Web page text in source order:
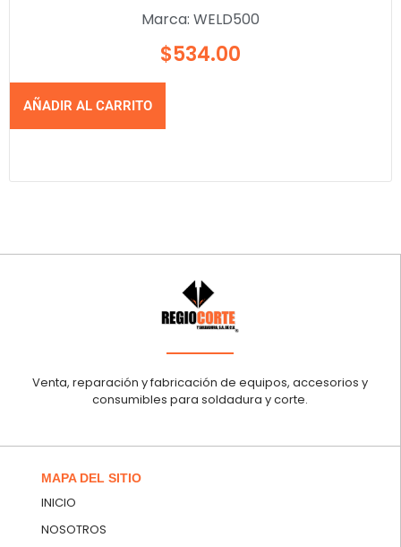
Marca: WELD500
$534.00
AÑADIR AL CARRITO
Venta, reparación y fabricación de equipos, accesorios y
consumibles para soldadura y corte.
MAPA DEL SITIO
INICIO
NOSOTROS